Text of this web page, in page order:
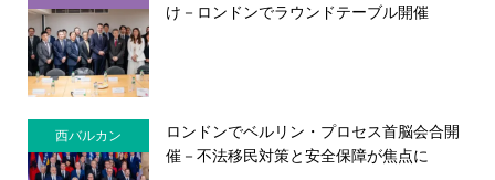
け－ロンドンでラウンドテーブル開催
西バルカン
ロンドンでベルリン・プロセス首脳会合開
催－不法移民対策と安全保障が焦点に